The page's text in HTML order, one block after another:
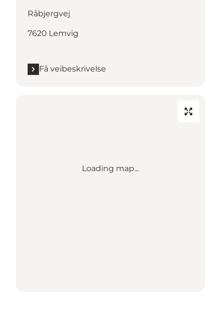
Råbjergvej
7620 Lemvig
Få veibeskrivelse
Loading map...